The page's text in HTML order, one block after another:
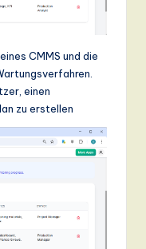
CMMS und die
einen
zu erstellen